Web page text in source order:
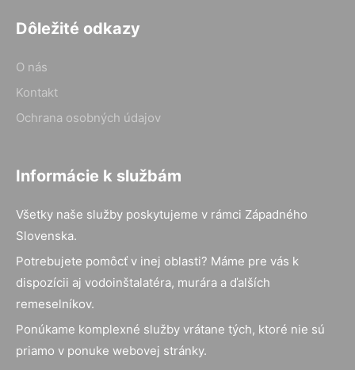
Dôležité odkazy
O nás
Kontakt
Ochrana osobných údajov
Informácie k službám
Všetky naše služby poskytujeme v rámci Západného
Slovenska.
Potrebujete pomôcť v inej oblasti? Máme pre vás k
dispozícii aj vodoinštalatéra, murára a ďalších
remeselníkov.
Ponúkame komplexné služby vrátane tých, ktoré nie sú
priamo v ponuke webovej stránky.